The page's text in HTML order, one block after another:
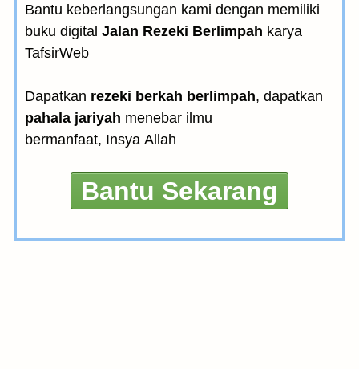
Bantu keberlangsungan kami dengan memiliki
buku digital Jalan Rezeki Berlimpah karya
TafsirWeb
Dapatkan rezeki berkah berlimpah, dapatkan
pahala jariyah menebar ilmu
bermanfaat, Insya Allah
Bantu Sekarang